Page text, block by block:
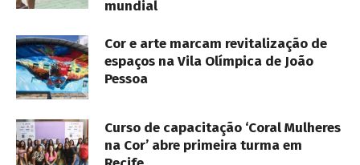
mundial
Cor e arte marcam revitalização de
espaços na Vila Olímpica de João
Pessoa
Curso de capacitação ‘Coral Mulheres
na Cor’ abre primeira turma em